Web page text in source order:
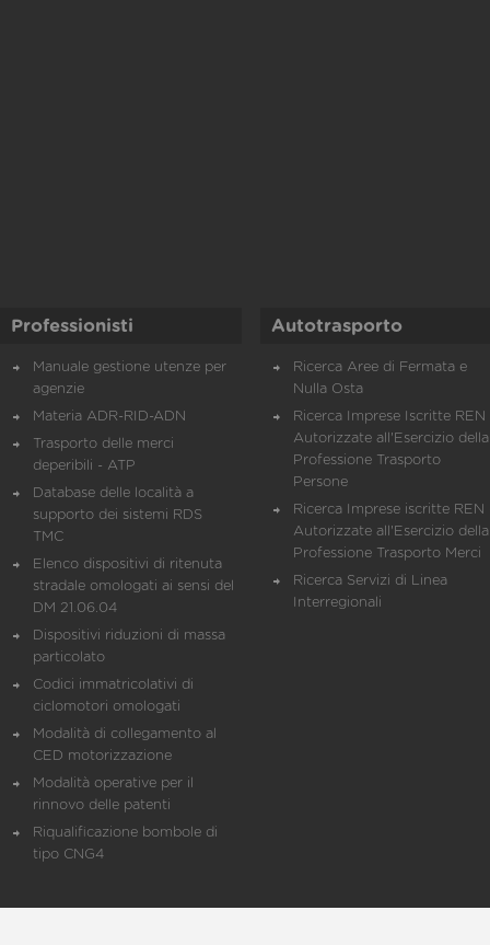
Professionisti
Manuale gestione utenze per
agenzie
Materia ADR-RID-ADN
Trasporto delle merci
deperibili - ATP
Database delle località a
supporto dei sistemi RDS
TMC
Elenco dispositivi di ritenuta
stradale omologati ai sensi del
DM 21.06.04
Dispositivi riduzioni di massa
particolato
Codici immatricolativi di
ciclomotori omologati
Modalità di collegamento al
CED motorizzazione
Modalità operative per il
rinnovo delle patenti
Riqualificazione bombole di
tipo CNG4
Autotrasporto
Ricerca Aree di Fermata e
Nulla Osta
Ricerca Imprese Iscritte REN
Autorizzate all'Esercizio della
Professione Trasporto
Persone
Ricerca Imprese iscritte REN
Autorizzate all'Esercizio della
Professione Trasporto Merci
Ricerca Servizi di Linea
Interregionali